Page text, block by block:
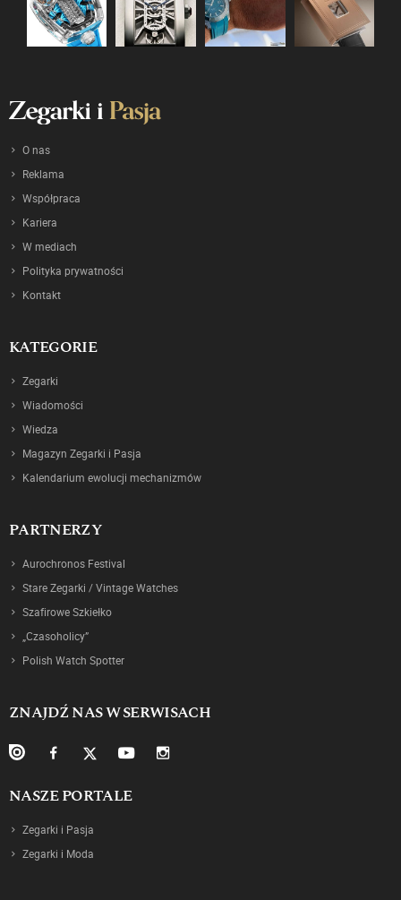
O nas
Reklama
Współpraca
Kariera
W mediach
Polityka prywatności
Kontakt
KATEGORIE
Zegarki
Wiadomości
Wiedza
Magazyn Zegarki i Pasja
Kalendarium ewolucji mechanizmów
PARTNERZY
Aurochronos Festival
Stare Zegarki / Vintage Watches
Szafirowe Szkiełko
„Czasoholicy”
Polish Watch Spotter
ZNAJDŹ NAS W SERWISACH
NASZE PORTALE
Zegarki i Pasja
Zegarki i Moda